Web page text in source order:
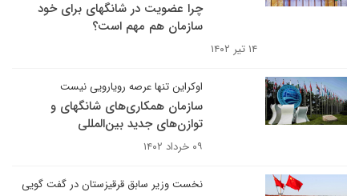
چرا عضویت در شانگهای برای خود
سازمان هم مهم است؟
۱۴ تیر ۱۴۰۲
اوکراین تنها عرصه‌ رویارویی نیست
سازمان همکاری‌های شانگهای و
توازن‌های جدید بین‌المللی
۰۹ خرداد ۱۴۰۲
نخست وزیر سابق قرقیزستان در گفت گویی